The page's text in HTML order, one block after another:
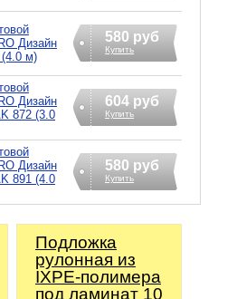
Дизайн
м)
580 руб
Купить
Дизайн
872 (3.0
604 руб
Купить
Дизайн
891 (4.0
580 руб
Купить
Подложка
рулонная из
IXPE-полимера
под ламинат 10